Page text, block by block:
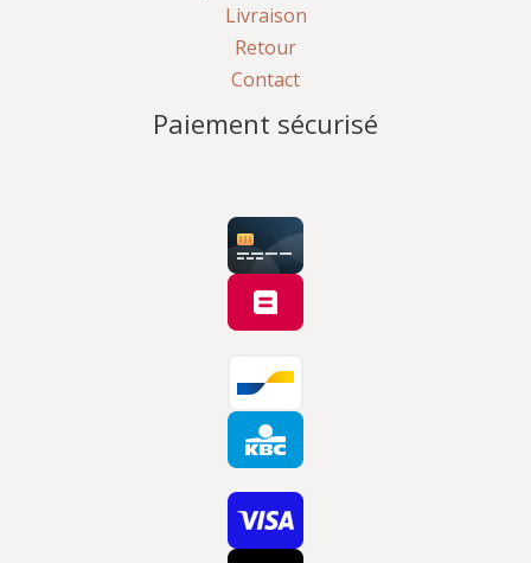
Livraison
Retour
Contact
Paiement sécurisé